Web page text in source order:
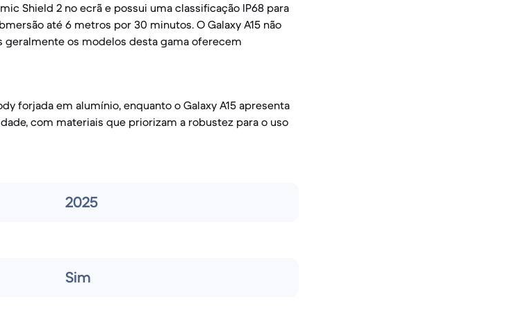
Shield 2 no ecrã e possui uma classificação IP68 para
até 6 metros por 30 minutos. O Galaxy A15 não
geralmente os modelos desta gama oferecem
forjada em alumínio, enquanto o Galaxy A15 apresenta
com materiais que priorizam a robustez para o uso
2025
Sim